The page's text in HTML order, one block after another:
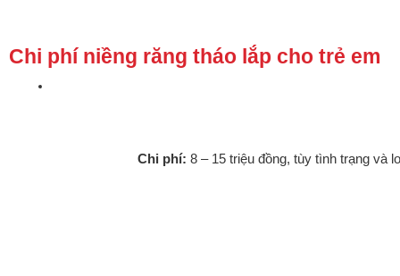
Chi phí niềng răng tháo lắp cho trẻ em
Chi phí: 8 – 15 triệu đồng, tùy tình trạng và